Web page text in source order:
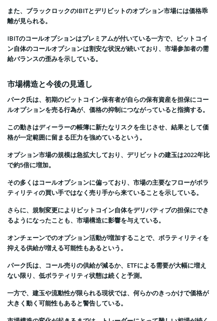
また、ブラックロックのIBITとデリビットのオプション市場には価格乖
離が見られる。
IBITのコールオプションはプレミアムが付いている一方で、ビットコイ
ン自体のコールオプションは割安な状況が続いており、市場参加者の需
給バランスの歪みを示している。
市場構造と今後の見通し
パーク氏は、初期のビットコイン保有者が自らの保有資産を担保にコー
ルオプションを売る行為が、価格の抑制につながっていると指摘する。
この動きはディーラーの帳簿に新たなリスクを生じさせ、結果として価
格が一定範囲に留まる圧力を強めているという。
オプション市場の規模は急拡大しており、デリビットの建玉は2022年比
で約5倍に増加。
その多くはコールオプションに偏っており、市場の主要なフローがボラ
ティリティの買い手ではなく売り手から来ていることを示している。
さらに、規制変更によりビットコイン自体をデリバティブの担保にでき
るようになったことも、市場構造に影響を与えている。
オンチェーンでのオプション活動が増加することで、ボラティリティを
抑える供給が増える可能性もあるという。
パーク氏は、コール売りの供給が減るか、ETFによる需要が大幅に増え
ない限り、低ボラティリティ状態は続くと予測。
一方で、建玉や流動性が限られる現状では、何らかのきっかけで価格が
大きく動く可能性もあると警告している。